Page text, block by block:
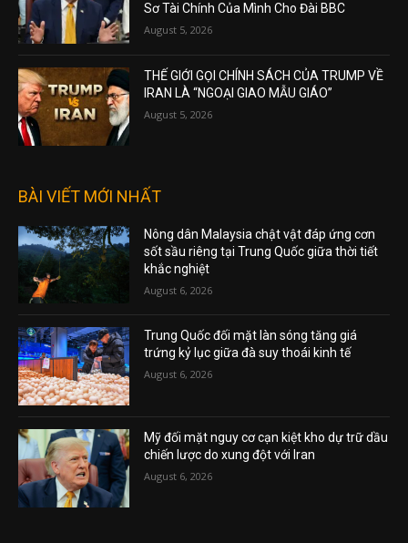
Sơ Tài Chính Của Mình Cho Đài BBC
August 5, 2026
THẾ GIỚI GỌI CHÍNH SÁCH CỦA TRUMP VỀ
IRAN LÀ “NGOẠI GIAO MẪU GIÁO”
August 5, 2026
BÀI VIẾT MỚI NHẤT
Nông dân Malaysia chật vật đáp ứng cơn
sốt sầu riêng tại Trung Quốc giữa thời tiết
khắc nghiệt
August 6, 2026
Trung Quốc đối mặt làn sóng tăng giá
trứng kỷ lục giữa đà suy thoái kinh tế
August 6, 2026
Mỹ đối mặt nguy cơ cạn kiệt kho dự trữ dầu
chiến lược do xung đột với Iran
August 6, 2026